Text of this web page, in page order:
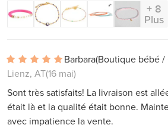
+ 8
Plus
Barbara(Boutique bébé /
Lienz, AT(16 mai)
Sont très satisfaits! La livraison est
était là et la qualité était bonne.
avec impatience la vente.